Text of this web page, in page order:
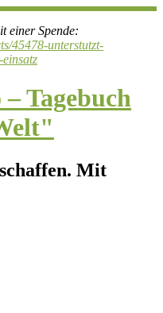
einer Spende:
45478-unterstutzt-
Tagebuch
Mit